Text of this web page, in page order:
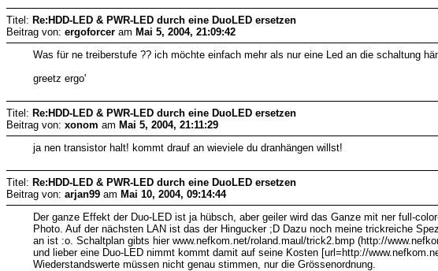
Titel: Re:HDD-LED & PWR-LED durch eine DuoLED ersetzen
Beitrag von: ergoforcer am Mai 5, 2004, 21:09:42
Was für ne treiberstufe ?? ich möchte einfach mehr als nur eine Led an die schaltung
greetz ergo'
Titel: Re:HDD-LED & PWR-LED durch eine DuoLED ersetzen
Beitrag von: xonom am Mai 5, 2004, 21:11:29
ja nen transistor halt! kommt drauf an wieviele du dranhängen willst!
Titel: Re:HDD-LED & PWR-LED durch eine DuoLED ersetzen
Beitrag von: arjan99 am Mai 10, 2004, 09:14:44
Der ganze Effekt der Duo-LED ist ja hübsch, aber geiler wird das Ganze mit ner full-
Photo. Auf der nächsten LAN ist das der Hingucker ;D Dazu noch meine trickreiche
an ist :o. Schaltplan gibts hier www.nefkom.net/roland.maul/trick2.bmp (http://
und lieber eine Duo-LED nimmt kommt damit auf seine Kosten [url=http://
Wiederstandswerte müssen nicht genau stimmen, nur die Grössenordnung.